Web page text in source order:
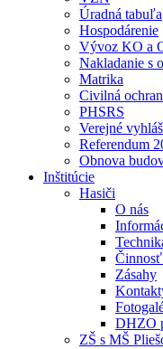
Úradná tabuľa
Hospodárenie
Vývoz KO a
Nakladanie s
Matrika
Civilná
PHSRS
Verejné
Referendum
Obnova
Inštitúcie
Hasiči
O nás
Zásahy
DHZO
ZŠ s MŠ